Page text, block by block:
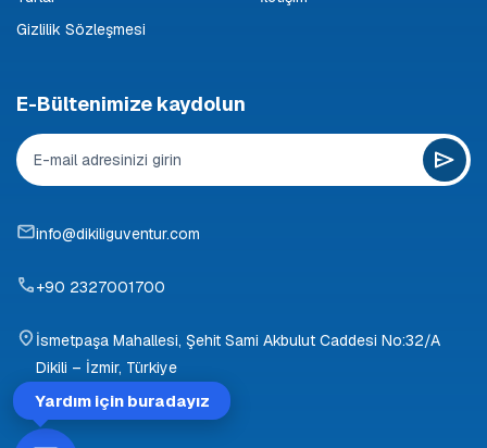
Gizlilik Sözleşmesi
E-Bültenimize kaydolun
info@dikiliguventur.com
+90 2327001700
İsmetpaşa Mahallesi, Şehit Sami Akbulut Caddesi No:32/A
Dikili – İzmir, Türkiye
Yardım için buradayız